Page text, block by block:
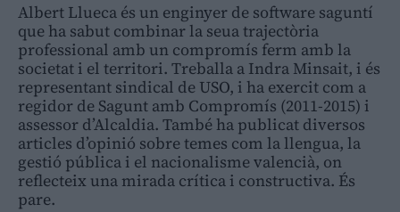
Albert Llueca és un enginyer de software saguntí
que ha sabut combinar la seua trajectòria
professional amb un compromís ferm amb la
societat i el territori. Treballa a Indra Minsait, i és
representant sindical de USO, i ha exercit com a
regidor de Sagunt amb Compromís (2011-2015) i
assessor d’Alcaldia. També ha publicat diversos
articles d’opinió sobre temes com la llengua, la
gestió pública i el nacionalisme valencià, on
reflecteix una mirada crítica i constructiva. És
pare.